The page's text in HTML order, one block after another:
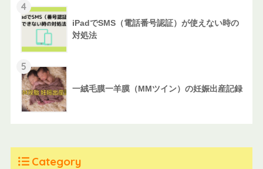
4
iPadでSMS（電話番号認証）が使えない時の
対処法
5
一絨毛膜一羊膜（MMツイン）の妊娠出産記録
Category